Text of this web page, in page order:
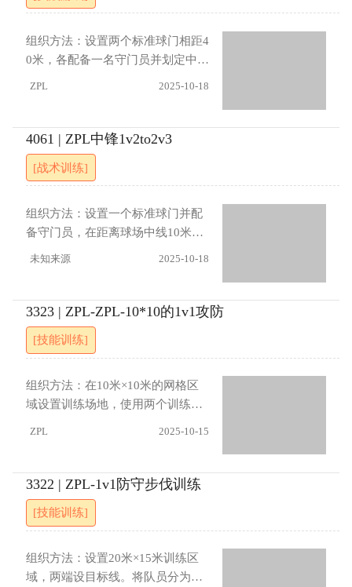
每次进攻需在10秒内完成射门
（4）允许守门员参与进攻组织与防
守拦截
权，则迅速将球传给任一小球门前
的队友发起反击。指导要点进攻方
会，注重支援接应与空间利用；防
迅速组织防守阵型，拦截传球路线
并限制对手进攻空间。进展（1）仅
当进攻方前锋控球后，防守队员方
可启动逼抢（2）传球后的前卫队员
可参与进攻接应（3）进攻方需完成
特定配合组合方可射门（4）首次传
守方前卫可在进攻方传球前提前移
组织方法：设置两个标准球门相距4
0米，各配备一名守门员并划定中场
卫。训练由守门员发球给边前卫开
始，前锋接球后进行1对2突破，若
回传前卫则需交换位置。防守方获
防转换，每次进攻结束后重新由守
门员发球。指导要点：前锋接球时
择突破或回传。前卫传球后要及时
离，封堵传球路线。进展：（1）防
守方在传球完成后才能启动防守
（2）要求进攻方必须在15秒内完
成射门（3）前卫只能在自己中线后
支援
ZPL 2025-10-18
4061 | ZPL中锋1v2to2v3
[战术训练]
组织方法：设置一个标准球门并配
备守门员，在距离球场中线10米处
平行放置两个2米小球门。在禁区附
卫与1名防守队员。进攻从进攻前卫
传给前锋开始，传球的前卫跟进，
防守前卫的队员要贴防跟进的前
攻，也可以和根进的前卫配合，目
标完成射门。如无法进攻，可以回
卫，再次进行新一轮进攻。指导要
接应，前锋需灵活运用个人技术创
造射门机会。防守队员要密切注意
跟进前卫的移动，保持防守阵型的
紧凑性。进展：（1）要求前锋必须
完成1对2进攻，不得回传（2）允
许另一侧前卫参与进攻配合（3）限
未知来源 2025-10-18
3323 | ZPL-ZPL-10*10的1v1攻防
[技能训练]
组织方法：在10米×10米的网格区
域设置训练场地，使用两个训练锥
O5发球给X9开始，X9需在20秒内
完成射门。在此期间O5需保持有利
防守位置进行盯防，若成功抢断则
防守球员O5不得主动拦截，但可通
过佯装逼抢破坏X9的进攻节奏。进
ZPL 2025-10-15
3322 | ZPL-1v1防守步伐训练
[技能训练]
组织方法：设置20米×15米训练区
域，两端设目标线。将队员分为X